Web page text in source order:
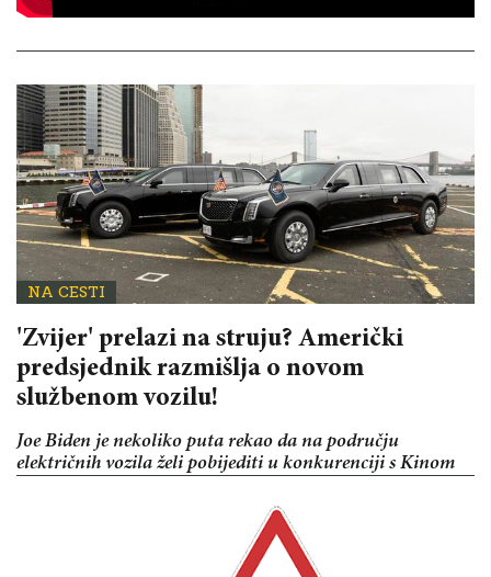
NA CESTI
'Zvijer' prelazi na struju? Američki
predsjednik razmišlja o novom
službenom vozilu!
Joe Biden je nekoliko puta rekao da na području
električnih vozila želi pobijediti u konkurenciji s Kinom